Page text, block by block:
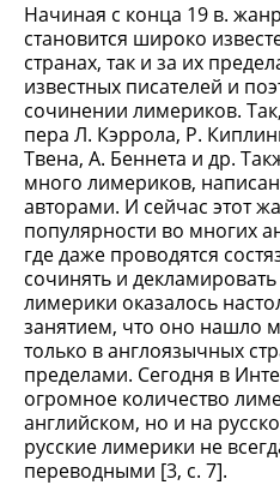
Начиная с конца 19 в.
становится широко
странах, так и за их
известных писателей и
сочинении лимериков.
пера Л. Кэррола, Р.
Твена, А. Беннета и др.
много лимериков,
авторами. И сейчас этот
популярности во многих
где даже проводятся
сочинять и
лимерики оказалось
занятием, что оно нашло
только в англоязычных
пределами. Сегодня в
огромное количество
английском, но и на
русские лимерики не
переводными [3, c. 7].